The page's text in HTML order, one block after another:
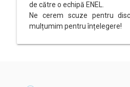
de către o echipă ENEL.
Ne cerem scuze pentru
mulțumim pentru înțelegere!